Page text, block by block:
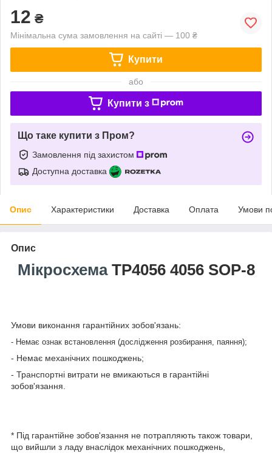
12 ₴
Мінімальна сума замовлення на сайті — 100 ₴
Купити
або
Купити з
Що таке купити з Пром?
Замовлення під захистом
Доступна доставка
Опис Характеристики Доставка Оплата Умови
Опис
МікросхемаTP4056 4056 SOP-8
Умови виконання гарантійних зобов'язань:
- Немає ознак встановлення (дослідження розбирання, паяння);
- Немає механічних пошкоджень;
- Транспортні витрати не вмикаються в гарантійні
зобов'язання.
* Під гарантійне зобов'язання не потрапляють також товари,
що вийшли з ладу внаслідок механічних пошкоджень,